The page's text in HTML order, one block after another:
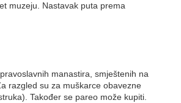
muzeju. Nastavak puta prema
manastira, smještenih na
razgled su za muškarce obavezne
Također se pareo može kupiti.